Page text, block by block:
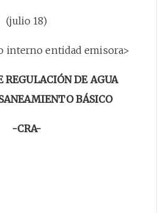
(julio 18)
interno entidad emisora>
REGULACIÓN DE AGUA
BÁSICO
-CRA-